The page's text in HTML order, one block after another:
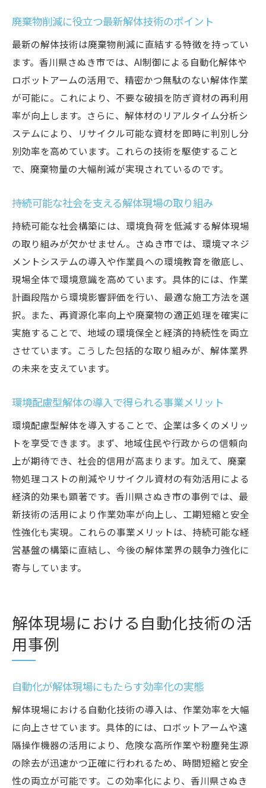
廃棄物削減に役立つ最新解体技術のポイント
最新の解体技術は廃棄物削減に直結する特徴を持ってい
ます。香川県さぬき市では、AI制御による自動化解体や
ロボットアームの活用で、精密かつ無駄のない解体作業
が可能に。これにより、不要な破損を防ぎ資材の再利用
率が向上します。さらに、解体材のリアルタイム分析シ
ステムにより、リサイクル可能な資材を即時に判別し分
別効率を高めています。これらの技術を駆使すること
で、廃棄物量の大幅削減が実現されているのです。
持続可能な社会を支える解体現場の取り組み
持続可能な社会構築には、環境負荷を低減する解体現場
の取り組みが欠かせません。さぬき市では、環境マネジ
メントシステムの導入や作業員への環境教育を徹底し、
現場全体で環境意識を高めています。具体的には、作業
計画段階から環境影響評価を行い、最適な施工方法を選
択。また、再資源化率向上や廃棄物の適正処理を確実に
実施することで、地域の環境保全と経済的持続性を両立
させています。こうした包括的な取り組みが、解体業界
の未来を支えています。
環境配慮型解体の導入で得られる事業メリット
環境配慮型解体を導入することで、企業は多くのメリッ
トを享受できます。まず、地域住民や行政からの信頼向
上が期待でき、社会的信用が高まります。加えて、廃棄
物処理コストの削減やリサイクル資材の有効活用による
経済的効果も顕著です。香川県さぬき市の事例では、最
新技術の活用により作業効率が向上し、工期短縮と安全
性強化も実現。これらの事業メリットは、持続可能な経
営基盤の構築に直結し、今後の解体業界の競争力強化に
寄与しています。
解体現場における自動化技術の活
用事例
自動化が解体現場にもたらす効率化の実態
解体現場における自動化技術の導入は、作業効率を大幅
に向上させています。具体的には、ロボットアームや遠
隔操作機器の活用により、危険な高所作業や粉塵発生源
の除去が迅速かつ正確に行われるため、時間短縮と安全
性の両立が可能です。この効率化により、香川県さぬき